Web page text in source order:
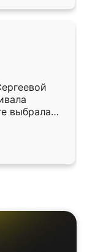
выбрала
потом
объяснил
с
без
осталась
и ожидала.